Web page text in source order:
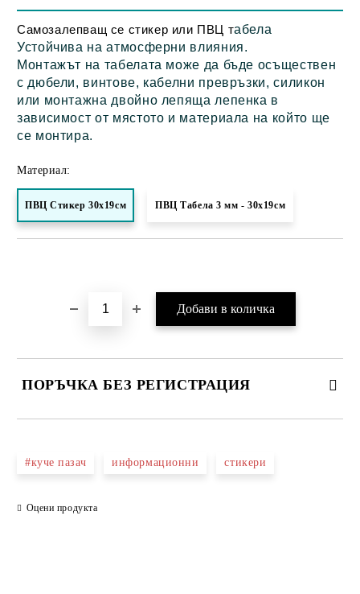
Самозалепващ се стикер или ПВЦ табела
Устойчива на атмосферни влияния.
Монтажът на табелата може да бъде осъществен
с дюбели, винтове, кабелни превръзки, силикон
или монтажна двойно лепяща лепенка в
зависимост от мястото и материала на който ще
се монтира.
Материал:
ПВЦ Стикер 30х19см ПВЦ Табела 3 мм - 30х19см
ПОРЪЧКА БЕЗ РЕГИСТРАЦИЯ
Ние ще се свържем с вас в рамките на работния ден.
#куче пазач информационни стикери
Оцени продукта